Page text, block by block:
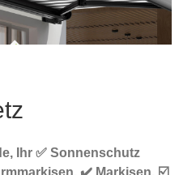
Ihr ✅ Sonnenschutz